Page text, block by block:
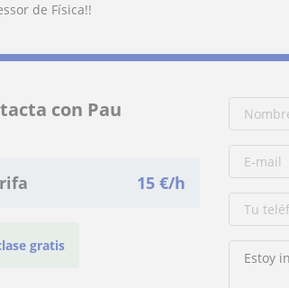
de Física!!
con Pau
15 €/h
gratis